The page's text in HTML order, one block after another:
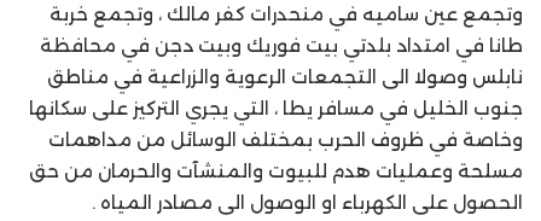
وتجمع عين ساميه في منحدرات كفر مالك ، وتجمع خربة
طانا في امتداد بلدتي بيت فوريك وبيت دجن في محافظة
نابلس وصولا الى التجمعات الرعوية والزراعية في مناطق
جنوب الخليل في مسافر يطا ، التي يجري التركيز على سكانها
وخاصة في ظروف الحرب بمختلف الوسائل من مداهمات
مسلحة وعمليات هدم للبيوت والمنشآت والحرمان من حق
الحصول على الكهرباء او الوصول الى مصادر المياه .